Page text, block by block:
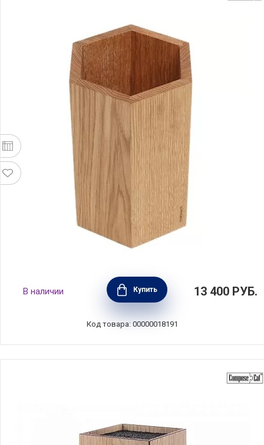
Дополнительный элемент для блока для
ножей Wrench 19x19x27 см, материал
натуральное дерево, Kai, Япония, SGW-2
В наличии Купить 13 400 РУБ.
Код товара: 00000018191